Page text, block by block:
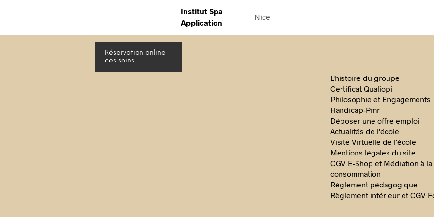
Institut Spa
Application
Nice
Réservation online
des soins
L'histoire du groupe
Certificat Qualiopi
Philosophie et Engagements
Handicap-Pmr
Déposer une offre emploi
Actualités de l'école
Visite Virtuelle de l'école
Mentions légales du site
CGV E-Shop et Médiation à la
consommation
Règlement pédagogique
Règlement intérieur et CGV